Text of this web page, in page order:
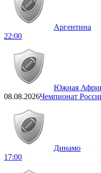
Аргентина
22:00
Южная
08.08.2026Чемпионат
Динамо
17:00